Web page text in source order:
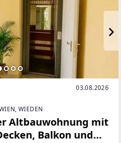
03.08.2026
WIEDEN
Altbauwohnung mit
Balkon und